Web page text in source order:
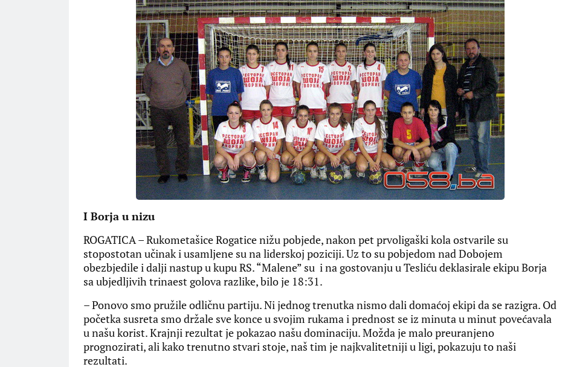
I Borja u nizu
ROGATICA – Rukometašice Rogatice nižu pobjede, nakon pet prvoligaški kola ostvarile su
stopostotan učinak i usamljene su na liderskoj poziciji. Uz to su pobjedom nad Dobojem
obezbjedile i dalji nastup u kupu RS. “Malene” su i na gostovanju u Tesliću deklasirale ekipu Borja
sa ubjedljivih trinaest golova razlike, bilo je 18:31.
– Ponovo smo pružile odličnu partiju. Ni jednog trenutka nismo dali domaćoj ekipi da se razigra. Od
početka susreta smo držale sve konce u svojim rukama i prednost se iz minuta u minut povećavala
u našu korist. Krajnji rezultat je pokazao našu dominaciju. Možda je malo preuranjeno
prognozirati, ali kako trenutno stvari stoje, naš tim je najkvalitetniji u ligi, pokazuju to naši
rezultati.